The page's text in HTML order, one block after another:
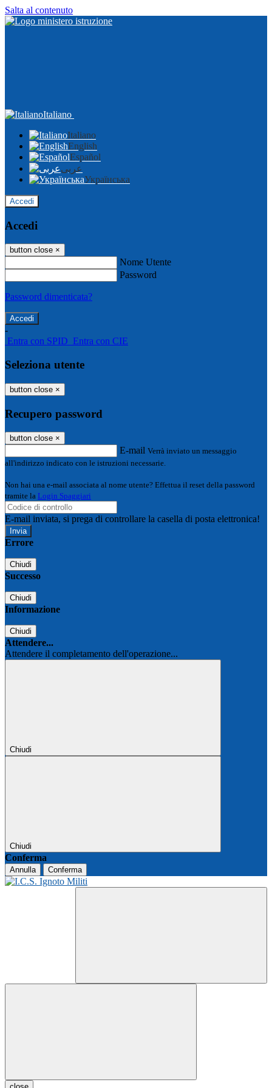
Salta al contenuto
Italiano
Italiano
English
Español
عربى
Українська
Accedi
Accedi
button close ×
Nome Utente
Password
Password dimenticata?
-
Entra con SPID Entra con CIE
Seleziona utente
button close ×
Recupero password
button close ×
E-mail Verrà inviato un messaggio
all'indirizzo indicato con le istruzioni necessarie.
Non hai una e-mail associata al nome utente? Effettua il reset della password
tramite la Login Spaggiari
E-mail inviata, si prega di controllare la casella di posta elettronica!
Errore
Chiudi
Successo
Chiudi
Informazione
Chiudi
Attendere...
Attendere il completamento dell'operazione...
Chiudi
Chiudi
Conferma
Annulla Conferma